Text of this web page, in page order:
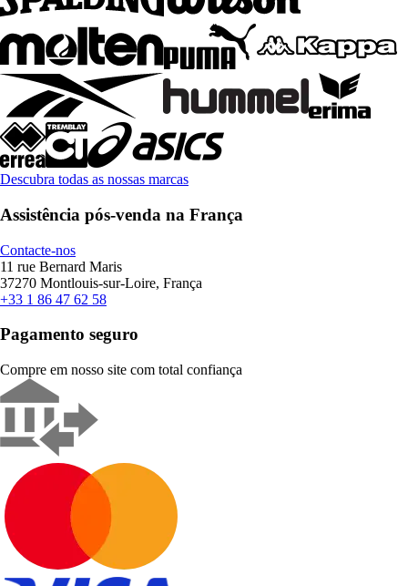
Descubra todas as nossas marcas
Assistência pós-venda na França
Contacte-nos
11 rue Bernard Maris
37270 Montlouis-sur-Loire, França
+33 1 86 47 62 58
Pagamento seguro
Compre em nosso site com total confiança